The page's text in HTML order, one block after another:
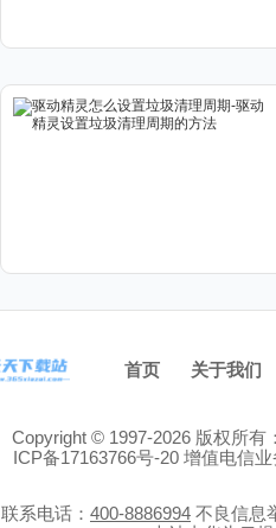
首页 关于我们
Copyright © 1997-2026 版权所有
ICP备17163766号-20 增值电信
联系电话： 400-8886994 不良信息